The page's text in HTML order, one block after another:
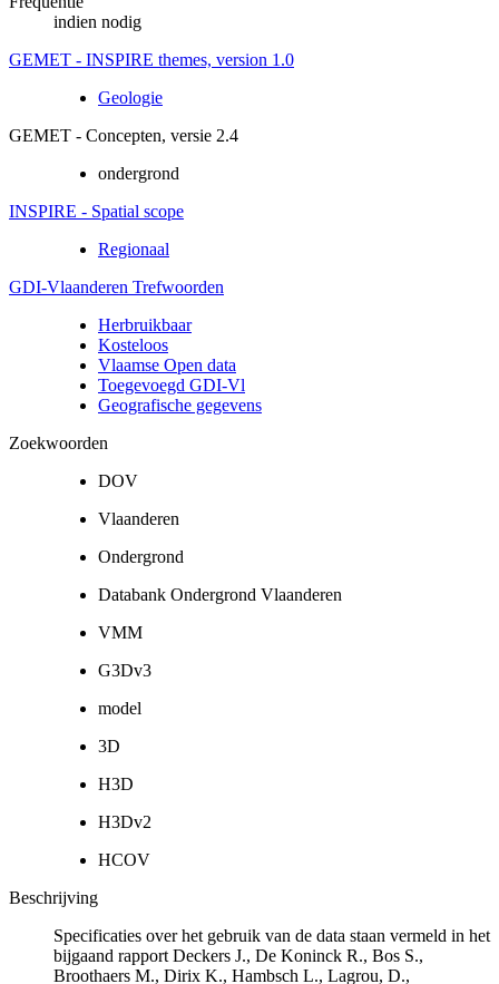
indien nodig
GEMET - INSPIRE themes, version 1.0
Geologie
GEMET - Concepten, versie 2.4
ondergrond
INSPIRE - Spatial scope
Regionaal
GDI-Vlaanderen Trefwoorden
Herbruikbaar
Kosteloos
Vlaamse Open data
Toegevoegd GDI-Vl
Geografische gegevens
Zoekwoorden
DOV
Vlaanderen
Ondergrond
Databank Ondergrond Vlaanderen
VMM
G3Dv3
model
3D
H3D
H3Dv2
HCOV
Beschrijving
Specificaties over het gebruik van de data staan vermeld in het
bijgaand rapport Deckers J., De Koninck R., Bos S.,
Broothaers M., Dirix K., Hambsch L., Lagrou, D.,